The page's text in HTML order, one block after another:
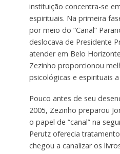
instituição concentra-se
espirituais. Na primeira
por meio do “Canal”
deslocava de Presidente
atender em Belo
Zezinho proporcionou
psicológicas e espirituais
Pouco antes de seu
2005, Zezinho preparou
o papel de “canal” na
Perutz oferecia
chegou a canalizar os